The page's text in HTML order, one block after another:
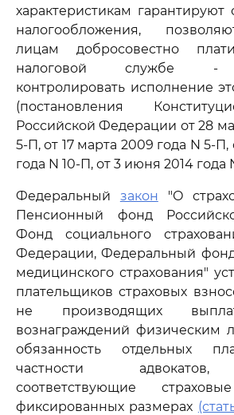
характеристикам гарантируют
налогообложения,
лицам добросовестно
налоговой службе -
контролировать исполнение
(постановления
Российской Федерации от 28
5-П, от 17 марта 2009 года N 5-
года N 10-П, от 3 июня 2014 года
Федеральный закон "О
Пенсионный фонд
Фонд социального
Федерации, Федеральный фонд
медицинского страхования"
плательщиков страховых
не производящих
вознаграждений физическим
обязанность отдельных
частности адвокатов,
соответствующие
фиксированных размерах